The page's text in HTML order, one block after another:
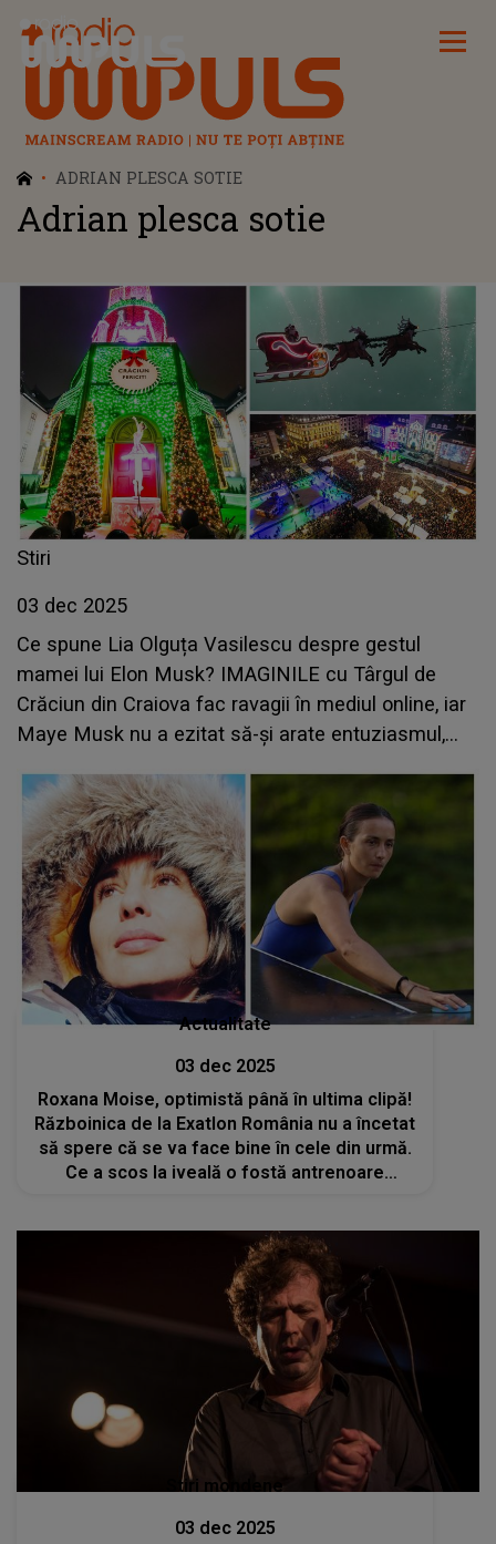
Radio Impuls
ADRIAN PLESCA SOTIE
Adrian plesca sotie
Stiri
03 dec 2025
Ce spune Lia Olguța Vasilescu despre gestul
mamei lui Elon Musk? IMAGINILE cu Târgul de
Crăciun din Craiova fac ravagii în mediul online, iar
Maye Musk nu a ezitat să-și arate entuziasmul,
Actualitate
03 dec 2025
Roxana Moise, optimistă până în ultima clipă!
Războinica de la Exatlon România nu a încetat
să spere că se va face bine în cele din urmă.
Ce a scos la iveală o fostă antrenoare
Stiri mondene
03 dec 2025